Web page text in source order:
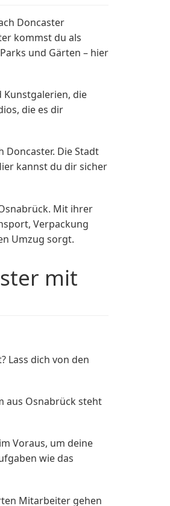
Doncaster
kommst du als
und Gärten – hier
Kunstgalerien, die
die es dir
Doncaster. Die Stadt
kannst du dir sicher
Mit ihrer
Verpackung
Umzug sorgt.
mit
Lass dich von den
aus Osnabrück steht
Voraus, um deine
wie das
Mitarbeiter gehen